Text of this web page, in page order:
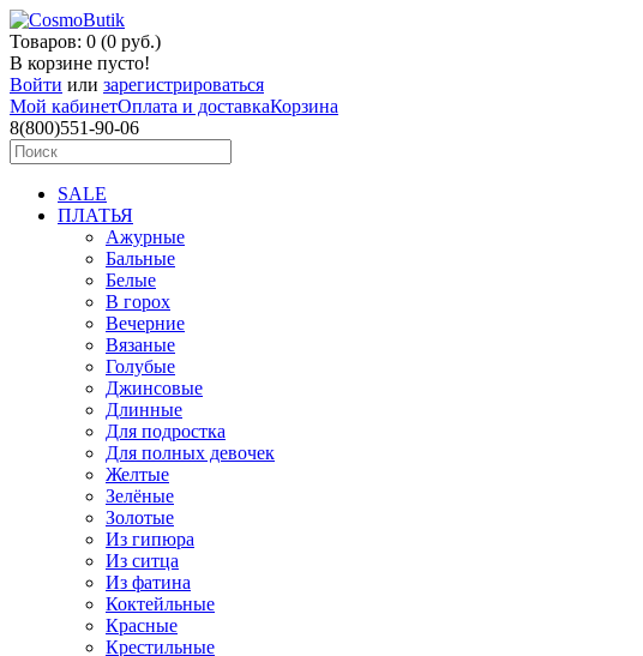
Товаров: 0 (0 руб.)
В корзине пусто!
Войти или зарегистрироваться
Мой кабинетОплата и доставкаКорзина
8(800)551-90-06
SALE
ПЛАТЬЯ
Ажурные
Бальные
Белые
В горох
Вечерние
Вязаные
Голубые
Джинсовые
Длинные
Для подростка
Для полных девочек
Желтые
Зелёные
Золотые
Из гипюра
Из ситца
Из фатина
Коктейльные
Красные
Крестильные